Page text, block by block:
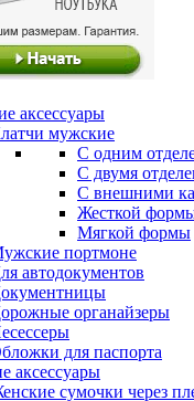
аксессуары
мужские
С одним
С двумя
С внешними
Жесткой
Мягкой формы
портмоне
автодокументов
органайзеры
для паспорта
аксессуары
сумочки через